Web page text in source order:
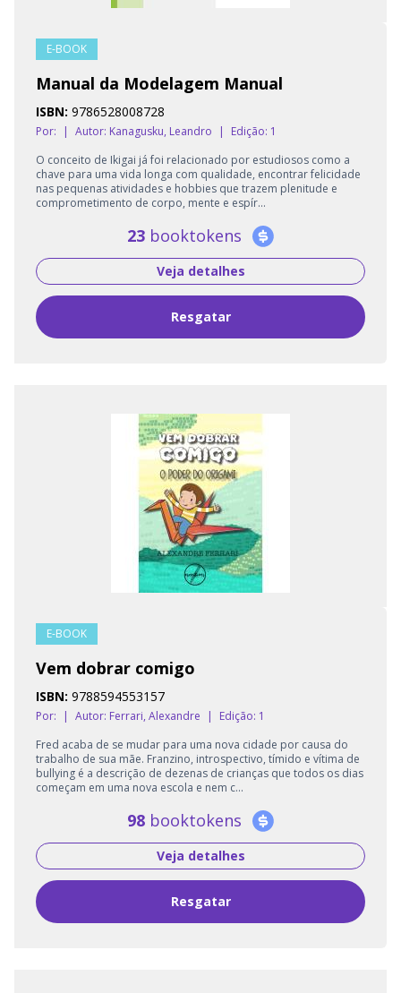
E-BOOK
Manual da Modelagem Manual
ISBN: 9786528008728
Por: | Autor: Kanagusku, Leandro |
Edição: 1
O conceito de Ikigai já foi relacionado por estudiosos como a
chave para uma vida longa com qualidade, encontrar felicidade
nas pequenas atividades e hobbies que trazem plenitude e
comprometimento de corpo, mente e espír...
23 booktokens
Veja detalhes
Resgatar
E-BOOK
Vem dobrar comigo
ISBN: 9788594553157
Por: | Autor: Ferrari, Alexandre |
Edição: 1
Fred acaba de se mudar para uma nova cidade por causa do
trabalho de sua mãe. Franzino, introspectivo, tímido e vítima de
bullying é a descrição de dezenas de crianças que todos os dias
começam em uma nova escola e nem c...
98 booktokens
Veja detalhes
Resgatar